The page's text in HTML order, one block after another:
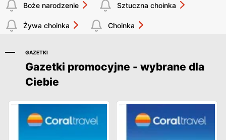
Boże narodzenie Sztuczna choinka
Żywa choinka Choinka
GAZETKI
Gazetki promocyjne - wybrane dla
Ciebie